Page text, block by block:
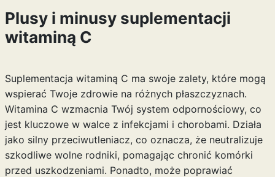
Plusy i minusy suplementacji
witaminą C
Suplementacja witaminą C ma swoje zalety, które mogą
wspierać Twoje zdrowie na różnych płaszczyznach.
Witamina C wzmacnia Twój system odpornościowy, co
jest kluczowe w walce z infekcjami i chorobami. Działa
jako silny przeciwutleniacz, co oznacza, że neutralizuje
szkodliwe wolne rodniki, pomagając chronić komórki
przed uszkodzeniami. Ponadto, może poprawiać